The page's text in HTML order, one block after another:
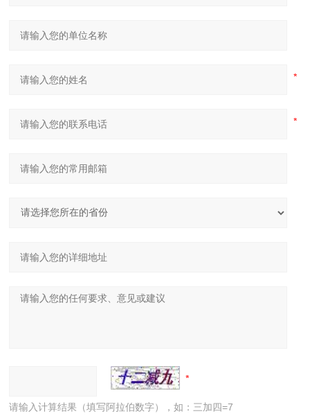
请输入计算结果（填写阿拉伯数字），如：三加四=7